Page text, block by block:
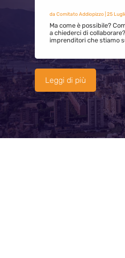
da Comitato Addiopizzo| 25
Ma come è possibile?
a chiederci di
imprenditori che stiamo
Leggi di più